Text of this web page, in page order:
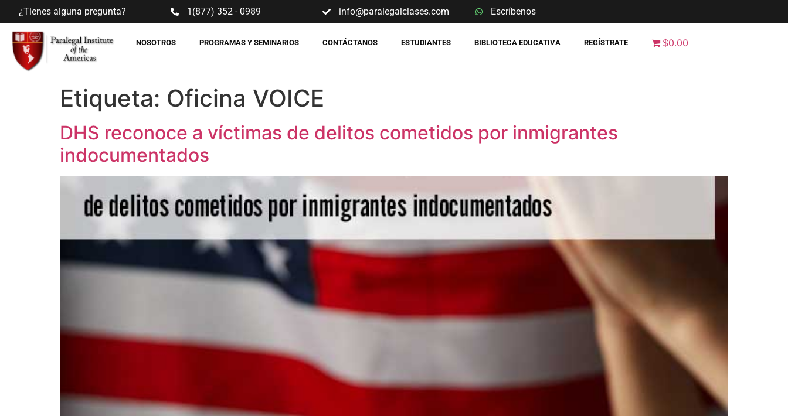
¿Tienes alguna pregunta? 1(877) 352 - 0989 info@paralegalclases.com Escríbenos
NOSOTROS PROGRAMAS Y SEMINARIOS CONTÁCTANOS ESTUDIANTES BIBLIOTECA EDUCATIVA REGÍSTRATE $0.00
Etiqueta: Oficina VOICE
DHS reconoce a víctimas de delitos cometidos por inmigrantes
indocumentados